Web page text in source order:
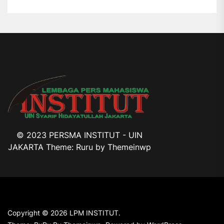
© 2023 PERSMA INSTITUT - UIN
JAKARTA Theme: Ruru by Themeinwp
Copyright © 2026 LPM INSTITUT.